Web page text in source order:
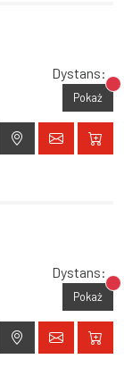
Dystans:
Pokaż
Dystans:
Pokaż